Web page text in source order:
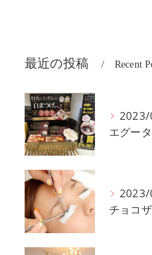
最近の投稿 Recent